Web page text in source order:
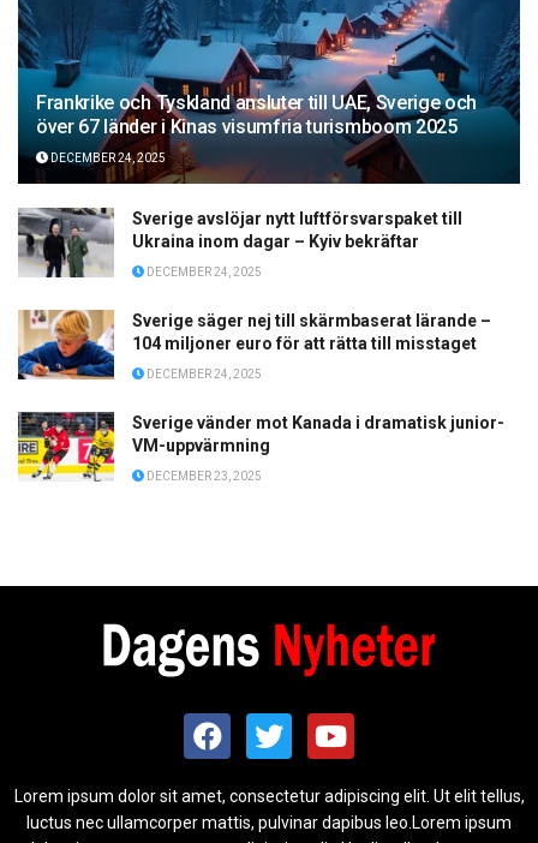
Frankrike och Tyskland ansluter till UAE, Sverige och
över 67 länder i Kinas visumfria turismboom 2025
DECEMBER 24, 2025
Sverige avslöjar nytt luftförsvarspaket till
Ukraina inom dagar – Kyiv bekräftar
DECEMBER 24, 2025
Sverige säger nej till skärmbaserat lärande –
104 miljoner euro för att rätta till misstaget
DECEMBER 24, 2025
Sverige vänder mot Kanada i dramatisk junior-
VM-uppvärmning
DECEMBER 23, 2025
Lorem ipsum dolor sit amet, consectetur adipiscing elit. Ut elit tellus,
luctus nec ullamcorper mattis, pulvinar dapibus leo.Lorem ipsum